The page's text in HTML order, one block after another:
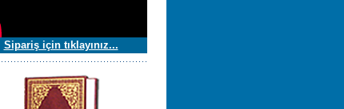
Sipariş için tıklayınız...